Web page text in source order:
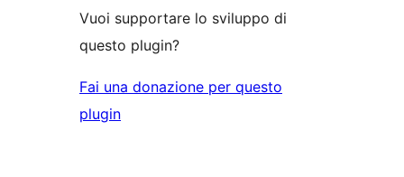
Vuoi supportare lo sviluppo di
questo plugin?
Fai una donazione per questo
plugin